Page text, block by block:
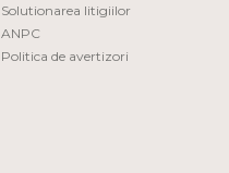
Solutionarea litigiilor
ANPC
Politica de avertizori